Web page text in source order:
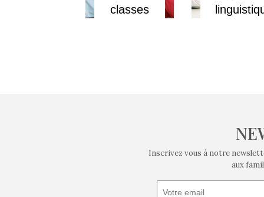
classes
Inscrivez vous à notre
aux